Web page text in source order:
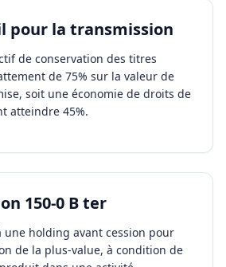
pour la transmission
de conservation des titres
de 75% sur la valeur de
soit une économie de droits de
atteindre 45%.
150-0 B ter
une holding avant cession pour
de la plus-value, à condition de